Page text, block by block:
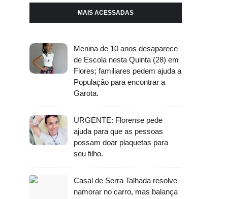
MAIS ACESSADAS
Menina de 10 anos desaparece
de Escola nesta Quinta (28) em
Flores; familiares pedem ajuda a
População para encontrar a
Garota.
URGENTE: Florense pede
ajuda para que as pessoas
possam doar plaquetas para
seu filho.
Casal de Serra Talhada resolve
namorar no carro, mas balança